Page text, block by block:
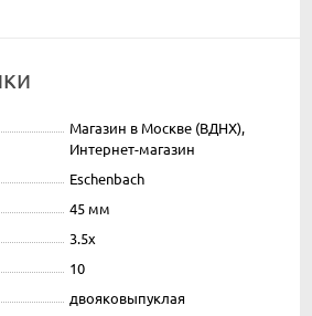
Магазин в Москве (ВДНХ),
Интернет-магазин
Eschenbach
45 мм
3.5x
10
двояковыпуклая